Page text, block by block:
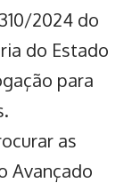
2024 do
do Estado
para
as
Avançado